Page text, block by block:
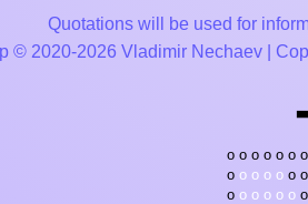
Quotations will be used for
© 2020-2026 Vladimir Nechaev |
▃
o o o o o o o
o o o o o o o
o o o o o o o